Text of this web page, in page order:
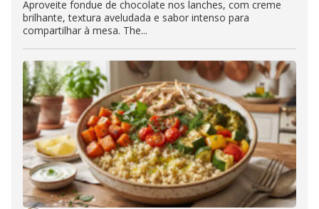
Aproveite fondue de chocolate nos lanches, com creme
brilhante, textura aveludada e sabor intenso para
compartilhar à mesa. The...